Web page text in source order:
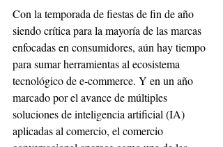
Con la temporada de fiestas de fin de año
siendo crítica para la mayoría de las marcas
enfocadas en consumidores, aún hay tiempo
para sumar herramientas al ecosistema
tecnológico de e-commerce. Y en un año
marcado por el avance de múltiples
soluciones de inteligencia artificial (IA)
aplicadas al comercio, el comercio